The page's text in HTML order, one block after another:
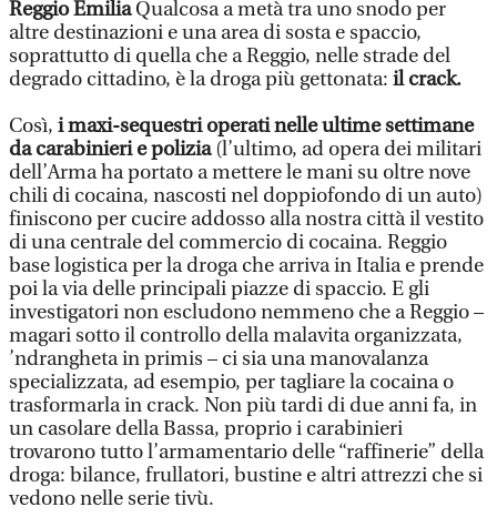
Reggio EmiliaQualcosa a metà tra uno snodo per
altre destinazioni e una area di sosta e spaccio,
soprattutto di quella che a Reggio, nelle strade del
degrado cittadino, è la droga più gettonata: il crack.
Così, i maxi-sequestri operati nelle ultime settimane
da carabinieri e polizia(l’ultimo, ad opera dei militari
dell’Arma ha portato a mettere le mani su oltre nove
chili di cocaina, nascosti nel doppiofondo di un auto)
finiscono per cucire addosso alla nostra città il vestito
di una centrale del commercio di cocaina. Reggio
base logistica per la droga che arriva in Italia e prende
poi la via delle principali piazze di spaccio. E gli
investigatori non escludono nemmeno che a Reggio –
magari sotto il controllo della malavita organizzata,
’ndrangheta in primis – ci sia una manovalanza
specializzata, ad esempio, per tagliare la cocaina o
trasformarla in crack. Non più tardi di due anni fa, in
un casolare della Bassa, proprio i carabinieri
trovarono tutto l’armamentario delle “raffinerie” della
droga: bilance, frullatori, bustine e altri attrezzi che si
vedono nelle serie tivù.